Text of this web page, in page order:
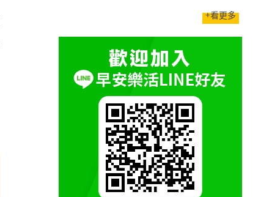
+看更多